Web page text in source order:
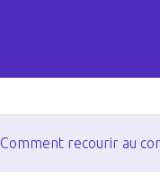
Comment recourir au